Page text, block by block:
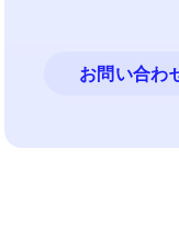
お問い合わ